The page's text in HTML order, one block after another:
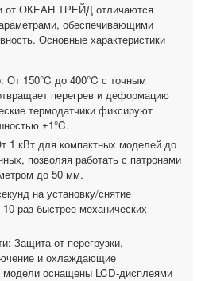
от ОКЕАН ТРЕЙД отличаются
обеспечивающими
Основные характеристики
От 150°C до 400°C с точным
перегрев и деформацию
термодатчики фиксируют
±1°C.
1 кВт для компактных моделей до
позволяя работать с патронами
до 50 мм.
на установку/снятие
раз быстрее механических
Защита от перегрузки,
и охлаждающие
модели оснащены LCD-дисплеями